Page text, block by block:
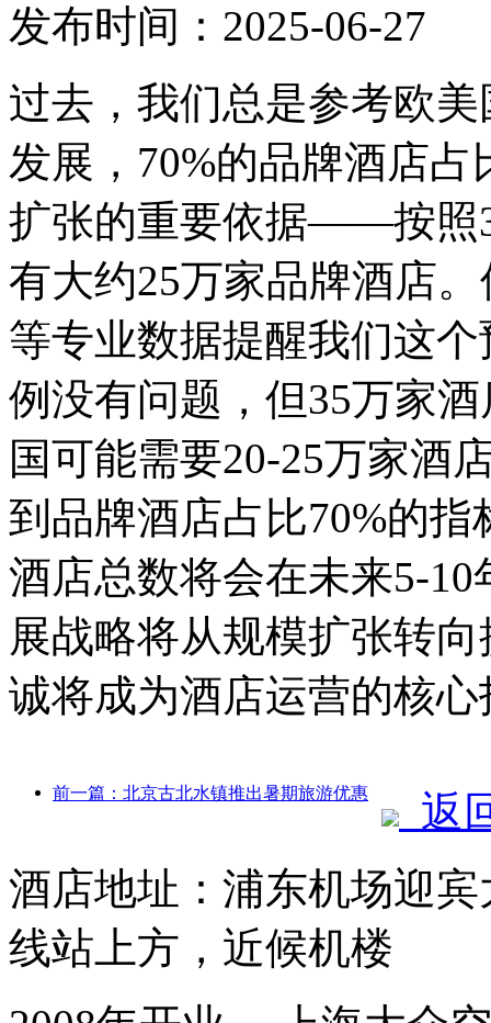
发布时间：2025-06-27
过去，我们总是参考欧
发展，70%的品牌酒店
扩张的重要依据——按照
有大约25万家品牌酒店
等专业数据提醒我们这
例没有问题，但35万家
国可能需要20-25万家酒
到品牌酒店占比70%的
酒店总数将会在未来5-
展战略将从规模扩张转
诚将成为酒店运营的核心
前一篇：北京古北水镇推出暑期旅游优惠
返
酒店地址：浦东机场迎
线站上方，近候机楼